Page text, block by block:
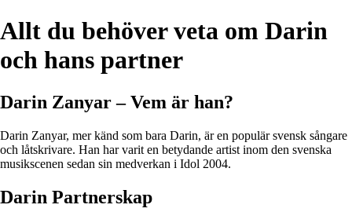
Allt du behöver veta om Darin
och hans partner
Darin Zanyar – Vem är han?
Darin Zanyar, mer känd som bara Darin, är en populär svensk sångare
och låtskrivare. Han har varit en betydande artist inom den svenska
musikscenen sedan sin medverkan i Idol 2004.
Darin Partnerskap